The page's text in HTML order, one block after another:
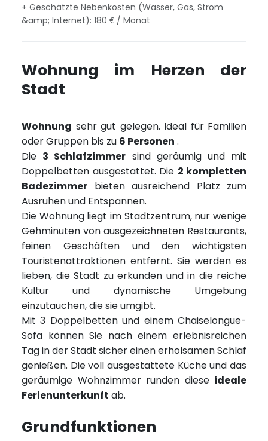
+ Geschätzte Nebenkosten (Wasser, Gas, Strom
&amp; Internet): 180 € / Monat
Wohnung im Herzen der
Stadt
Wohnung sehr gut gelegen. Ideal für Familien
oder Gruppen bis zu 6 Personen .
Die 3 Schlafzimmer sind geräumig und mit
Doppelbetten ausgestattet. Die 2 kompletten
Badezimmer bieten ausreichend Platz zum
Ausruhen und Entspannen.
Die Wohnung liegt im Stadtzentrum, nur wenige
Gehminuten von ausgezeichneten Restaurants,
feinen Geschäften und den wichtigsten
Touristenattraktionen entfernt. Sie werden es
lieben, die Stadt zu erkunden und in die reiche
Kultur und dynamische Umgebung
einzutauchen, die sie umgibt.
Mit 3 Doppelbetten und einem Chaiselongue-
Sofa können Sie nach einem erlebnisreichen
Tag in der Stadt sicher einen erholsamen Schlaf
genießen. Die voll ausgestattete Küche und das
geräumige Wohnzimmer runden diese ideale
Ferienunterkunft ab.
Grundfunktionen